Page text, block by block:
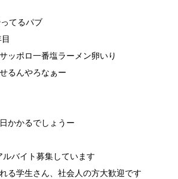
てるパブ
ッポロ一番塩ラーメン卵いり
るんやろなぁー
かかるでしょうー
バイト募集しています
る学生さん、社会人の方大歓迎です